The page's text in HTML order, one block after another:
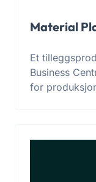
Material
Et
Business
for